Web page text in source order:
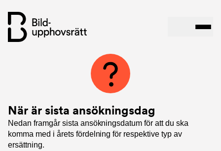
När är sista ansökningsdag
Nedan framgår sista ansökningsdatum för att du ska
komma med i årets fördelning för respektive typ av
ersättning.